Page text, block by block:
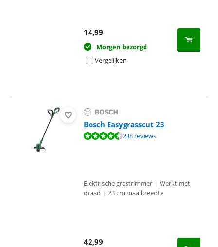
14,99
Morgen bezorgd
Vergelijken
Bosch Easygrasscut 23
Beoordeling is 9,2 van de 10, gebaseerd op 288 reviews.
288 reviews
Elektrische grastrimmer | Werkt met
draad | 23 cm maaibreedte
42,99